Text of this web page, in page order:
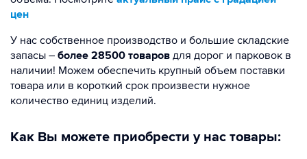
цен
У нас собственное производство и большие складские
запасы – более 28500 товаров для дорог и парковок в
наличии! Можем обеспечить крупный объем поставки
товара или в короткий срок произвести нужное
количество единиц изделий.
Как Вы можете приобрести у нас товары: